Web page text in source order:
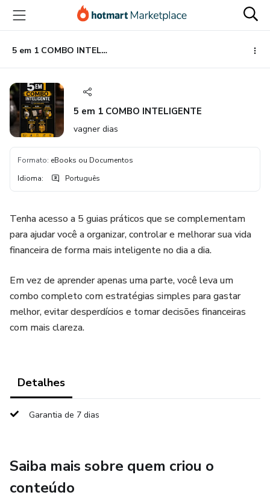
para
conteúdo
principal
para
pagamento
para
rodapé
5 em 1 COMBO INTELIGENTE
5 em 1 COMBO INTELIGENTE
vagner dias
Formato: eBooks ou Documentos
Idioma: Português
Tenha acesso a 5 guias práticos que se complementam
para ajudar você a organizar, controlar e melhorar sua vida
financeira de forma mais inteligente no dia a dia.
Em vez de aprender apenas uma parte, você leva um
combo completo com estratégias simples para gastar
melhor, evitar desperdícios e tomar decisões financeiras
com mais clareza.
Detalhes
Garantia de 7 dias
Saiba mais sobre quem criou o
conteúdo